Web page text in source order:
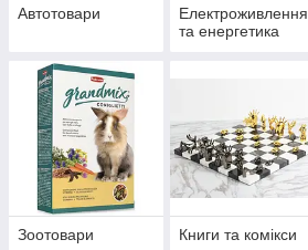
Автотовари
Електроживлення
та енергетика
Зоотовари Книги та комікси